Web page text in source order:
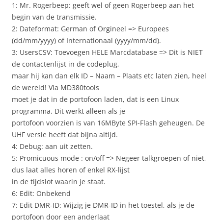
1: Mr. Rogerbeep: geeft wel of geen Rogerbeep aan het
begin van de transmissie.
2: Dateformat: German of Orgineel => Europees
(dd/mm/yyyy) of Internationaal (yyyy/mm/dd).
3: UsersCSV: Toevoegen HELE Marcdatabase => Dit is NIET
de contactenlijst in de codeplug,
maar hij kan dan elk ID – Naam – Plaats etc laten zien, heel
de wereld! Via MD380tools
moet je dat in de portofoon laden, dat is een Linux
programma. Dit werkt alleen als je
portofoon voorzien is van 16MByte SPI-Flash geheugen. De
UHF versie heeft dat bijna altijd.
4: Debug: aan uit zetten.
5: Promicuous mode : on/off => Negeer talkgroepen of niet,
dus laat alles horen of enkel RX-lijst
in de tijdslot waarin je staat.
6: Edit: Onbekend
7: Edit DMR-ID: Wijzig je DMR-ID in het toestel, als je de
portofoon door een anderlaat